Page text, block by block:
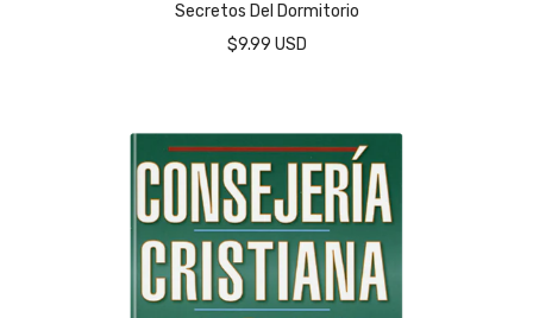
Secretos Del Dormitorio
$9.99 USD